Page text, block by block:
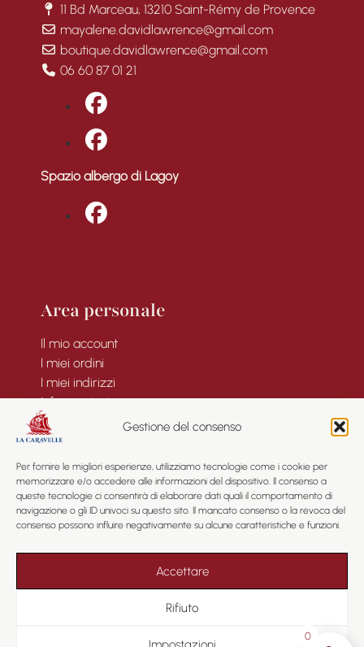
Gestione del consenso
Per fornire le migliori esperienze, utilizziamo tecnologie come i cookie per
memorizzare e/o accedere alle informazioni del dispositivo. Il consenso a
queste tecnologie ci consentirà di elaborare dati quali il comportamento di
navigazione o gli ID univoci su questo sito. Il mancato consenso o la revoca del
consenso possono influire negativamente su alcune caratteristiche e funzioni.
Accettare
Rifiuto
11 Bd Marceau, 13210 Saint-Rémy de Provence
mayalene.davidlawrence@gmail.com
boutique.davidlawrence@gmail.com
06 60 87 01 21
Spazio albergo di Lagoy
Area personale
Il mio account
I miei ordini
I miei indirizzi
Informazioni
Informazioni
Informazioni legali
Privacy
Condizioni Generali di Contratto
Mappa del sito
0